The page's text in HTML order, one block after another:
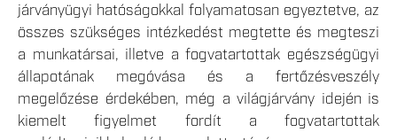
járványügyi hatóságokkal folyamatosan egyeztetve, az
összes szükséges intézkedést megtette és megteszi
a munkatársai, illetve a fogvatartottak egészségügyi
állapotának megóvása és a fertőzésveszély
megelőzése érdekében, még a világjárvány idején is
kiemelt figyelmet fordít a fogvatartottak